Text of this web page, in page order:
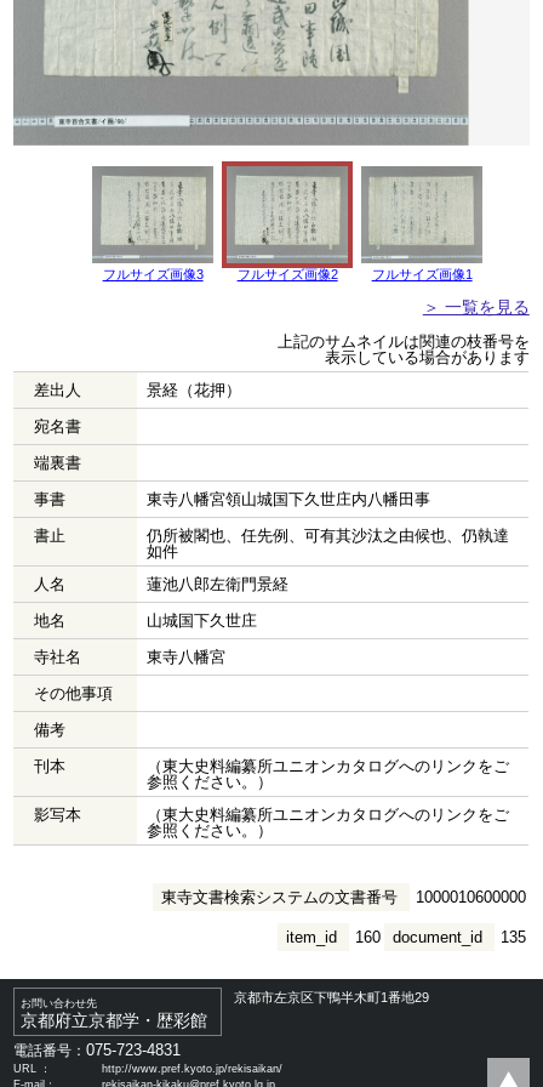
フルサイズ画像3 フルサイズ画像2 フルサイズ画像1
＞ 一覧を見る
上記のサムネイルは関連の枝番号を
表示している場合があります
差出人
景経（花押）
宛名書
端裏書
事書
東寺八幡宮領山城国下久世庄内八幡田事
書止
仍所被閣也、任先例、可有其沙汰之由候也、仍執達
如件
人名
蓮池八郎左衛門景経
地名
山城国下久世庄
寺社名
東寺八幡宮
その他事項
備考
刊本
（東大史料編纂所ユニオンカタログへのリンクをご
参照ください。）
影写本
（東大史料編纂所ユニオンカタログへのリンクをご
参照ください。）
東寺文書検索システムの文書番号 1000010600000
document_id 135
item_id 160
お問い合わせ先
京都府立京都学・歴彩館
京都市左京区下鴨半木町1番地29
電話番号：075-723-4831
URL ：
http://www.pref.kyoto.jp/rekisaikan/
E-mail：
rekisaikan-kikaku@pref.kyoto.lg.jp